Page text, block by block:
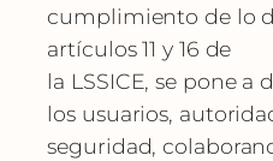
cumplimiento de lo
artículos 11 y 16 de
la LSSICE, se pone a
los usuarios,
seguridad,